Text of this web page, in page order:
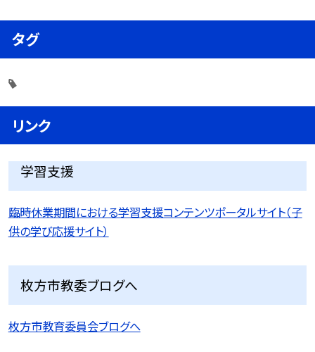
タグ
リンク
学習支援
臨時休業期間における学習支援コンテンツポータルサイト（子
供の学び応援サイト）
枚方市教委ブログへ
枚方市教育委員会ブログへ